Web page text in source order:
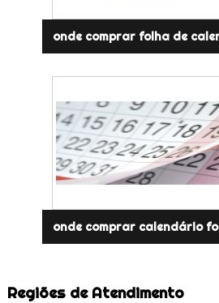
onde comprar folha de
onde comprar calendário
Regiões de Atendimento